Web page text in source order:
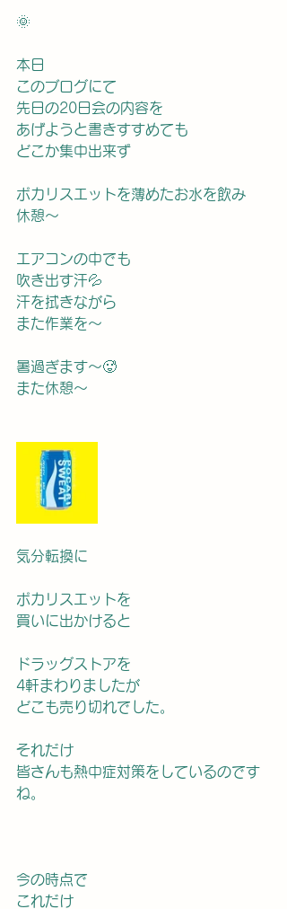
🌞
本日
このブログにて
先日の20日会の内容を
あげようと書きすすめても
どこか集中出来ず
ポカリスエットを薄めたお水を飲み
休憩〜
エアコンの中でも
吹き出す汗💦
汗を拭きながら
また作業を〜
暑過ぎます〜🥵
また休憩〜
気分転換に
ポカリスエットを
買いに出かけると
ドラッグストアを
4軒まわりましたが
どこも売り切れでした。
それだけ
皆さんも熱中症対策をしているのです
ね。
今の時点で
これだけ